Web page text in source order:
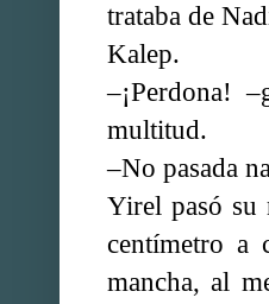
trataba de
Kalep.
–¡Perdona!
multitud.
–No pasada
Yirel pasó su
centímetro a
mancha, al